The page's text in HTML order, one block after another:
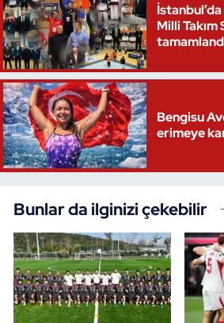
Milli
Bengisu
erimeye
Bunlar da ilginizi çekebilir
Yüzme